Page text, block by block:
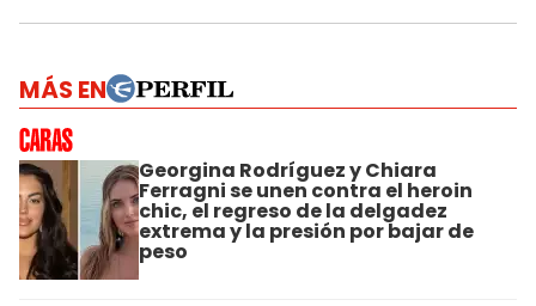
MÁS EN
Georgina Rodríguez y Chiara
Ferragni se unen contra el heroin
chic, el regreso de la delgadez
extrema y la presión por bajar de
peso